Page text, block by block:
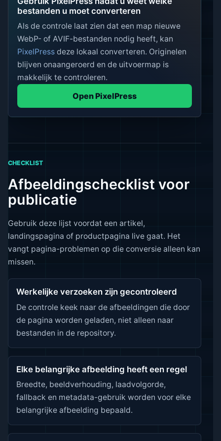
bestanden u moet converteren
Als de controle laat zien dat een map nieuwe
WebP- of AVIF-bestanden nodig heeft, kan
PixelPressdeze lokaal converteren. Originelen
blijven onaangeroerd en de uitvoermap is
makkelijk te controleren.
Open PixelPress
CHECKLIST
Afbeeldingschecklist voor
publicatie
Gebruik deze lijst voordat een artikel,
landingspagina of productpagina live gaat. Het
vangt pagina-problemen op die conversie alleen kan
missen.
Werkelijke verzoeken zijn gecontroleerd
De controle keek naar de afbeeldingen die door
de pagina worden geladen, niet alleen naar
bestanden in de repository.
Elke belangrijke afbeelding heeft een regel
Breedte, beeldverhouding, laadvolgorde,
fallback en metadata-gebruik worden voor elke
belangrijke afbeelding bepaald.